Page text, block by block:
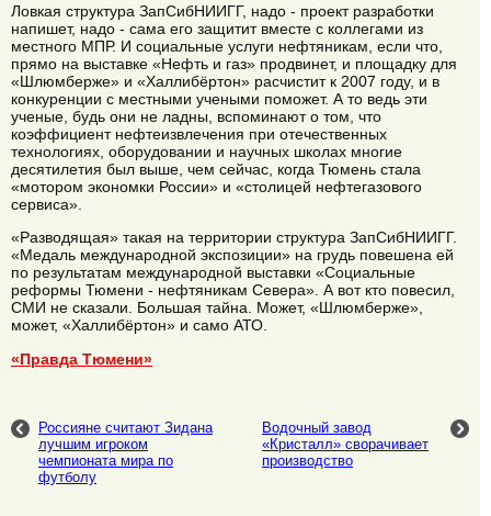
Ловкая структура ЗапСибНИИГГ, надо - проект разработки
напишет, надо - сама его защитит вместе с коллегами из
местного МПР. И социальные услуги нефтяникам, если что,
прямо на выставке «Нефть и газ» продвинет, и площадку для
«Шлюмберже» и «Халлибёртон» расчистит к 2007 году, и в
конкуренции с местными учеными поможет. А то ведь эти
ученые, будь они не ладны, вспоминают о том, что
коэффициент нефтеизвлечения при отечественных
технологиях, оборудовании и научных школах многие
десятилетия был выше, чем сейчас, когда Тюмень стала
«мотором экономки России» и «столицей нефтегазового
сервиса».
«Разводящая» такая на территории структура ЗапСибНИИГГ.
«Медаль международной экспозиции» на грудь повешена ей
по результатам международной выставки «Социальные
реформы Тюмени - нефтяникам Севера». А вот кто повесил,
СМИ не сказали. Большая тайна. Может, «Шлюмберже»,
может, «Халлибёртон» и само АТО.
«Правда Тюмени»
Россияне считают Зидана
лучшим игроком
чемпионата мира по
футболу
Водочный завод
«Кристалл» сворачивает
производство